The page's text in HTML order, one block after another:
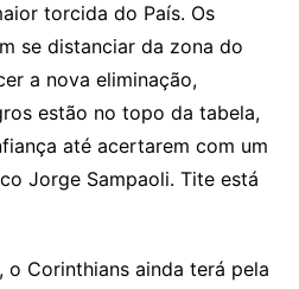
torcida do País. Os
se distanciar da zona do
a nova eliminação,
estão no topo da tabela,
até acertarem com um
Jorge Sampaoli. Tite está
o Corinthians ainda terá pela